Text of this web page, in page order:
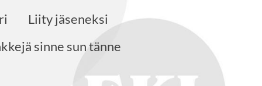
Liity jäseneksi
sinne sun tänne